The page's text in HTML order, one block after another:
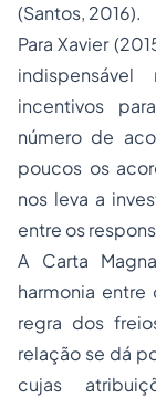
(Santos, 2016).
Para Xavier
incentivos
número de
poucos os
nos leva a
entre os
A Carta
harmonia
regra dos
relação se dá
cujas